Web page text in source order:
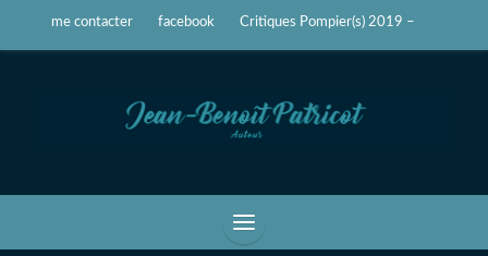
me contacter facebook Critiques Pompier(s) 2019 –